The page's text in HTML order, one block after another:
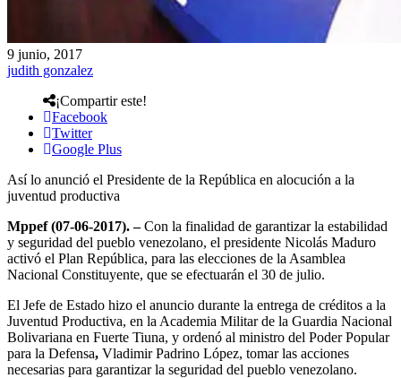
9 junio, 2017
judith gonzalez
¡Compartir este!
Facebook
Twitter
Google Plus
Así lo anunció el Presidente de la República en alocución a la
juventud productiva
Mppef (07-06-2017). –Con la finalidad de garantizar la estabilidad
y seguridad del pueblo venezolano, el presidente Nicolás Maduro
activó el Plan República, para las elecciones de la Asamblea
Nacional Constituyente, que se efectuarán el 30 de julio.
El Jefe de Estado hizo el anuncio durante la entrega de créditos a la
Juventud Productiva, en la Academia Militar de la Guardia Nacional
Bolivariana en Fuerte Tiuna, y ordenó al ministro del Poder Popular
para la Defensa, Vladimir Padrino López, tomar las acciones
necesarias para garantizar la seguridad del pueblo venezolano.